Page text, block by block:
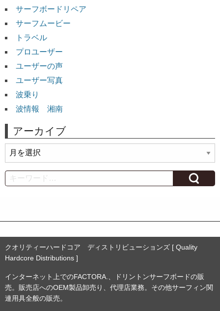
サーフボードリペア
サーフムービー
トラベル
プロユーザー
ユーザーの声
ユーザー写真
波乗り
波情報 湘南
アーカイブ
ー
カ
イ
Search
クオリティーハードコア ディストリビューションズ [ Quality
Hardcore Distributions ]
インターネット上でのFACTORA.、ドリントンサーフボードの販
売。販売店へのOEM製品卸売り、代理店業務。その他サーフィン関
連用具全般の販売。